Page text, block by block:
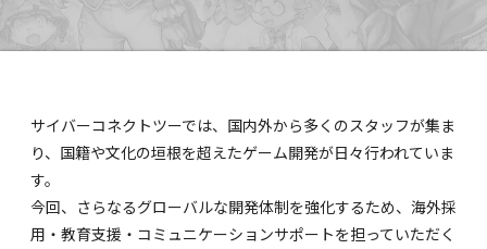
サイバーコネクトツーでは、国内外から多くのスタッフが集ま
り、国籍や文化の垣根を超えたゲーム開発が日々行われていま
す。
今回、さらなるグローバルな開発体制を強化するため、海外採
用・教育支援・コミュニケーションサポートを担っていただく